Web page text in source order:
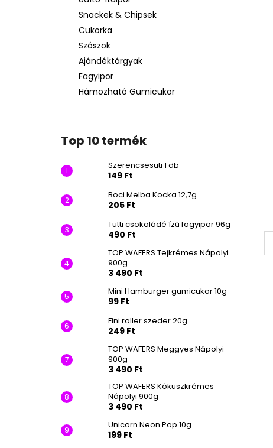
Snackek & Chipsek
Cukorka
Szószok
Ajándéktárgyak
Fagyipor
Hámozható Gumicukor
Top 10 termék
Szerencsesüti 1 db
149 Ft
Boci Melba Kocka 12,7g
205 Ft
Tutti csokoládé ízű fagyipor 96g
490 Ft
TOP WAFERS Tejkrémes Nápolyi
900g
3 490 Ft
Mini Hamburger gumicukor 10g
99 Ft
Fini roller szeder 20g
249 Ft
TOP WAFERS Meggyes Nápolyi
900g
3 490 Ft
TOP WAFERS Kókuszkrémes
Nápolyi 900g
3 490 Ft
Unicorn Neon Pop 10g
199 Ft
SZERENCSESÜTI 1 DB
149 Ft